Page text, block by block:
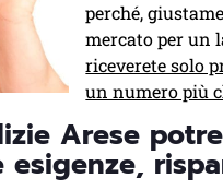
perché,
mercato per un
riceverete solo
un numero più
Arese